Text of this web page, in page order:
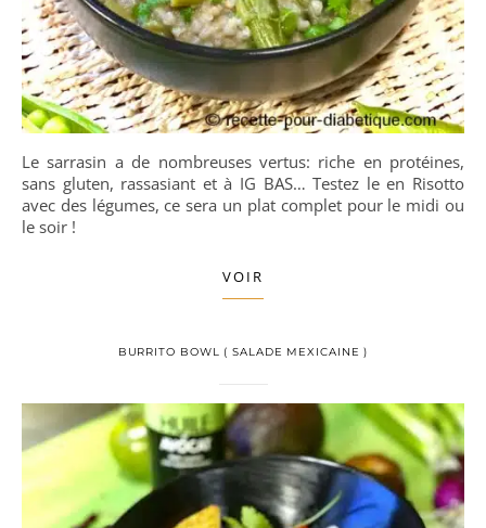
Le sarrasin a de nombreuses vertus: riche en protéines,
sans gluten, rassasiant et à IG BAS… Testez le en Risotto
avec des légumes, ce sera un plat complet pour le midi ou
le soir !
VOIR
BURRITO BOWL ( SALADE MEXICAINE )